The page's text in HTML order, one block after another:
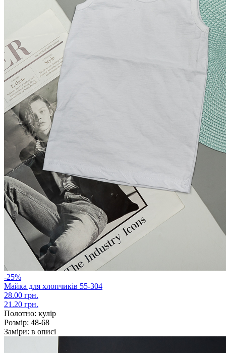
-25%
Майка для хлопчиків 55-304
28.00 грн.
21.20 грн.
Полотно: кулір
Розмір: 48-68
Заміри: в описі